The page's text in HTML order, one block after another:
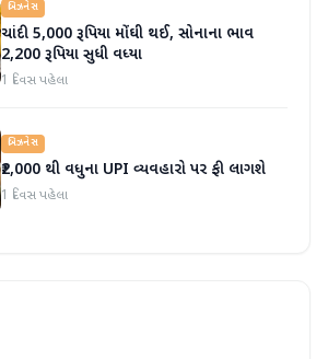
બિઝનેસ
ચાંદી 5,000 રૂપિયા મોંઘી થઈ, સોનાના ભાવ
2,200 રૂપિયા સુધી વધ્યા
1 દિવસ પહેલા
બિઝનેસ
₹2,000 થી વધુના UPI વ્યવહારો પર ફી લાગશે
1 દિવસ પહેલા